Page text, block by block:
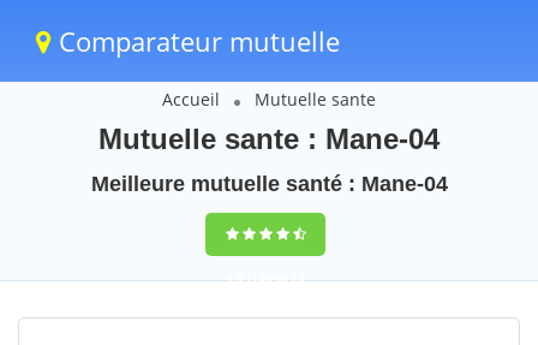
Comparateur mutuelle
Accueil Mutuelle sante
Mutuelle sante : Mane-04
Meilleure mutuelle santé : Mane-04
9,5(100%)23
votes